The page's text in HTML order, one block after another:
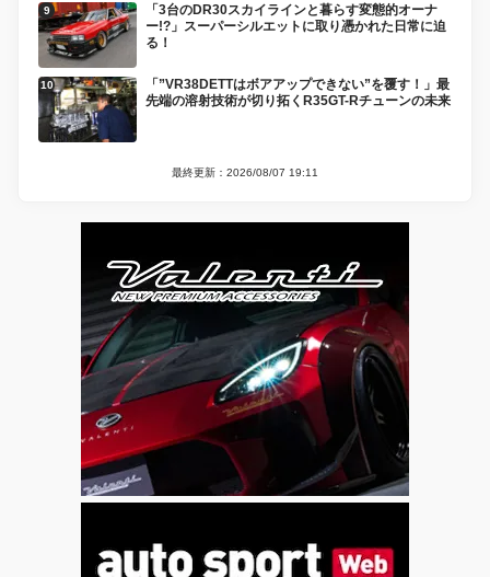
「3台のDR30スカイラインと暮らす変態的オーナ
ー!?」スーパーシルエットに取り憑かれた日常に迫
る！
「”VR38DETTはボアアップできない”を覆す！」最
先端の溶射技術が切り拓くR35GT-Rチューンの未来
最終更新：2026/08/07 19:11